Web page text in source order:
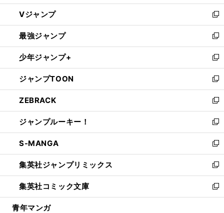
ウ
ィ
ン
ド
ウ
で
開
く
し
い
ウ
ィ
ン
ド
ウ
で
開
く
Vジャンプ
新
し
い
ウ
ィ
ン
ド
ウ
で
開
く
最強ジャンプ
新
し
い
ウ
ィ
ン
ド
ウ
で
開
く
少年ジャンプ+
新
し
い
ウ
ィ
ン
ド
ウ
で
開
く
ジャンプTOON
新
し
い
ウ
ィ
ン
ド
ウ
で
開
く
ZEBRACK
新
し
い
ウ
ィ
ン
ド
ウ
で
開
ジャンプルーキー！
新
し
い
ウ
ィ
ン
ド
ウ
S-MANGA
新
し
い
ウ
ィ
ン
集英社ジャンプリミックス
新
し
い
ウ
集英社コミック文庫
新
し
青年マンガ